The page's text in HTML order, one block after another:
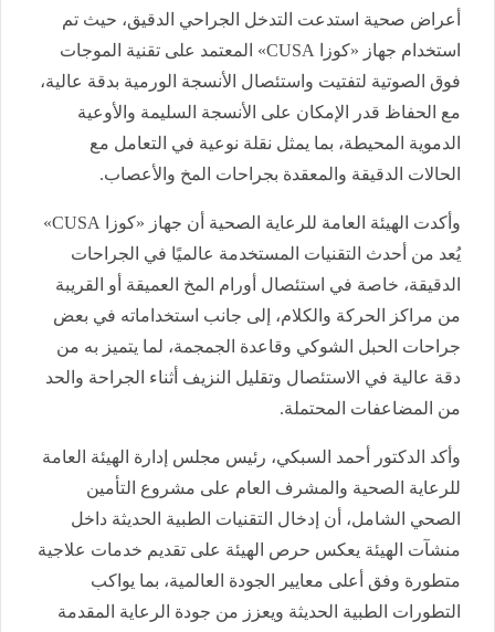
أعراض صحية استدعت التدخل الجراحي الدقيق، حيث تم
استخدام جهاز «كوزا CUSA» المعتمد على تقنية الموجات
فوق الصوتية لتفتيت واستئصال الأنسجة الورمية بدقة عالية،
مع الحفاظ قدر الإمكان على الأنسجة السليمة والأوعية
الدموية المحيطة، بما يمثل نقلة نوعية في التعامل مع
الحالات الدقيقة والمعقدة بجراحات المخ والأعصاب.
وأكدت الهيئة العامة للرعاية الصحية أن جهاز «كوزا CUSA»
يُعد من أحدث التقنيات المستخدمة عالميًا في الجراحات
الدقيقة، خاصة في استئصال أورام المخ العميقة أو القريبة
من مراكز الحركة والكلام، إلى جانب استخداماته في بعض
جراحات الحبل الشوكي وقاعدة الجمجمة، لما يتميز به من
دقة عالية في الاستئصال وتقليل النزيف أثناء الجراحة والحد
من المضاعفات المحتملة.
وأكد الدكتور أحمد السبكي، رئيس مجلس إدارة الهيئة العامة
للرعاية الصحية والمشرف العام على مشروع التأمين
الصحي الشامل، أن إدخال التقنيات الطبية الحديثة داخل
منشآت الهيئة يعكس حرص الهيئة على تقديم خدمات علاجية
متطورة وفق أعلى معايير الجودة العالمية، بما يواكب
التطورات الطبية الحديثة ويعزز من جودة الرعاية المقدمة